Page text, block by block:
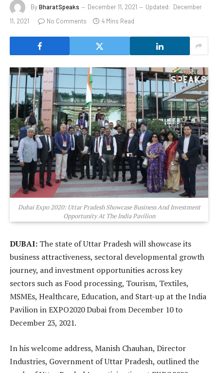
ByBharatSpeaks December 11, 2021 Updated: December
11, 2021
No Comments 4 Mins Read
Dubai Expo 2020: Uttar Pradesh Showcase Business And Investment
Opportunity At The India Pavilion
DUBAI: The state of Uttar Pradesh will showcase its
business attractiveness, sectoral developmental growth
journey, and investment opportunities across key
sectors such as Food processing, Tourism, Textiles,
MSMEs, Healthcare, Education, and Start-up at the India
Pavilion in EXPO2020 Dubai from December 10 to
December 23, 2021.
In his welcome address, Manish Chauhan, Director
Industries, Government of Uttar Pradesh, outlined the